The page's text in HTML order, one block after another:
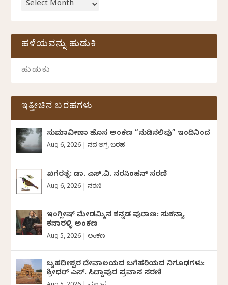
ಹಳೆಯವನ್ನು ಹುಡುಕಿ
ಇತ್ತೀಚಿನ ಬರಹಗಳು
ಸುಮಾವೀಣಾ ಹೊಸ ಅಂಕಣ “ನುಡಿನಲಿವು” ಇಂದಿನಿಂದ
Aug 6, 2026 ದಿನದ ಅಗ್ರ ಬರಹ
ಖಗರತ್ನ: ಡಾ. ಎಸ್.ವಿ. ನರಸಿಂಹನ್‌‌ ಸರಣಿ
Aug 6, 2026 ಸರಣಿ
ಇಂಗ್ಲೀಷ್ ಮೇಡಮ್ಮಿನ ಕನ್ನಡ ಪುರಾಣ: ಸುಕನ್ಯಾ
ಕನಾರಳ್ಳಿ ಅಂಕಣ
Aug 5, 2026 ಅಂಕಣ
ಬೃಹದೀಶ್ವರ ದೇವಾಲಯದ ಬಗೆಹರಿಯದ ನಿಗೂಢಗಳು:
ಶ್ರೀಧರ್‌ ಎಸ್.‌ ಸಿದ್ದಾಪುರ ಪ್ರವಾಸ ಸರಣಿ